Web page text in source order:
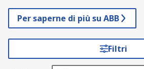
Per saperne di più su ABB
Filtri